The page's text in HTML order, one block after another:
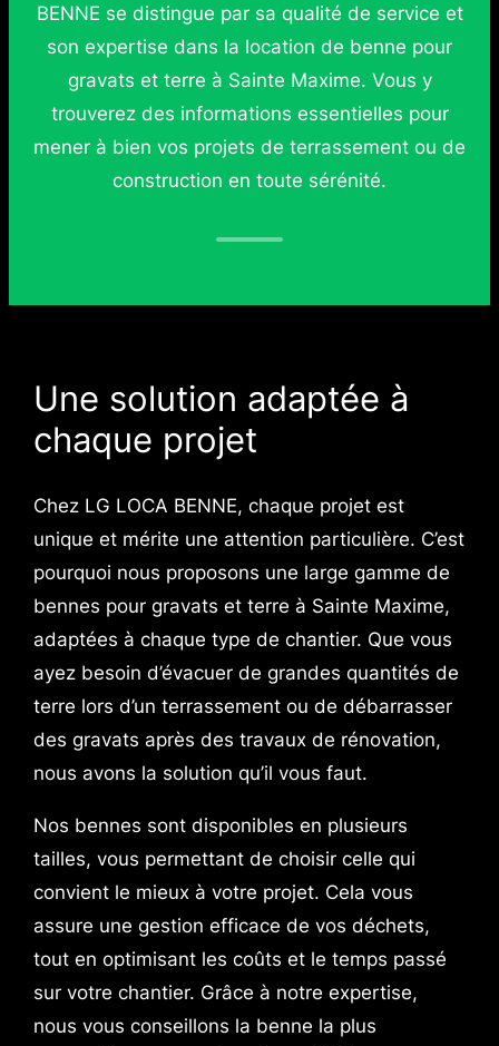
BENNE se distingue par sa qualité de service et
son expertise dans la location de benne pour
gravats et terre à Sainte Maxime. Vous y
trouverez des informations essentielles pour
mener à bien vos projets de terrassement ou de
construction en toute sérénité.
Une solution adaptée à
chaque projet
Chez LG LOCA BENNE, chaque projet est
unique et mérite une attention particulière. C’est
pourquoi nous proposons une large gamme de
bennes pour gravats et terre à Sainte Maxime,
adaptées à chaque type de chantier. Que vous
ayez besoin d’évacuer de grandes quantités de
terre lors d’un terrassement ou de débarrasser
des gravats après des travaux de rénovation,
nous avons la solution qu’il vous faut.
Nos bennes sont disponibles en plusieurs
tailles, vous permettant de choisir celle qui
convient le mieux à votre projet. Cela vous
assure une gestion efficace de vos déchets,
tout en optimisant les coûts et le temps passé
sur votre chantier. Grâce à notre expertise,
nous vous conseillons la benne la plus